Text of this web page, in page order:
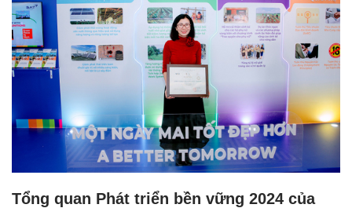
Tổng quan Phát triển bền vững 2024 của